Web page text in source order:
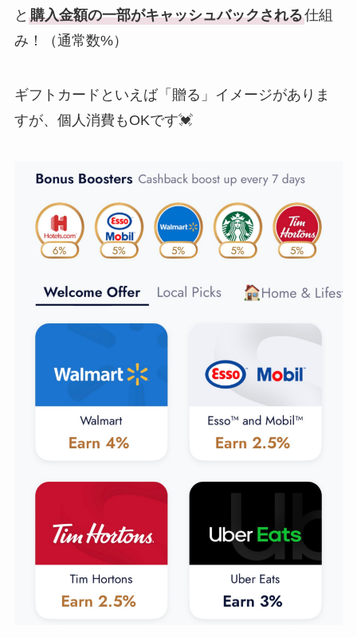
と 購入金額の一部がキャッシュバックされる仕組
み！（通常数%）
ギフトカードといえば「贈る」イメージがありま
すが、個人消費もOKです💓